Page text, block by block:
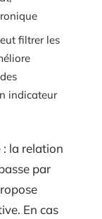
filtrer les
indicateur
la relation
par
En cas